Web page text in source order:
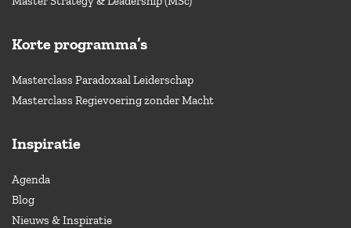
Korte programma’s
Masterclass Paradoxaal Leiderschap
Masterclass Regievoering zonder Macht
Inspiratie
Agenda
Blog
Nieuws & Inspiratie